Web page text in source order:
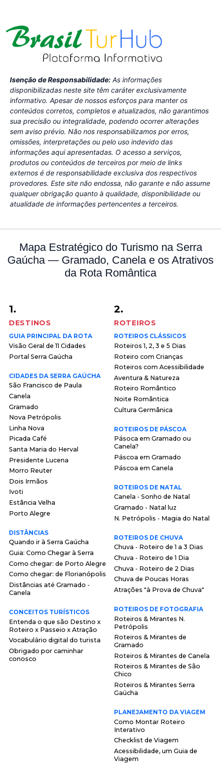
Isenção de Responsabilidade: As informações
disponibilizadas neste site têm caráter exclusivamente
informativo. Apesar de nossos esforços para manter os
conteúdos corretos, completos e atualizados, não garantimos
sua precisão ou integralidade, podendo ocorrer alterações
sem aviso prévio. Não nos responsabilizamos por erros,
omissões, interpretações ou pelo uso indevido das
informações aqui apresentadas. O acesso a serviços,
produtos ou conteúdos de terceiros por meio de links
externos é de responsabilidade exclusiva dos respectivos
provedores. Este site não endossa, não garante e não assume
qualquer obrigação quanto à qualidade, disponibilidade ou
atualidade de informações pertencentes a terceiros.
Mapa Estratégico do Turismo na Serra
Gaúcha — Gramado, Canela e os Atrativos
da Rota Romântica
1.
DESTINOS
GUIA PRINCIPAL DA ROTA
Visão Geral de 11 Cidades
Portal Serra Gaúcha
CIDADES DA SERRA GAÚCHA
São Francisco de Paula
Canela
Gramado
Nova Petrópolis
Linha Nova
Picada Café
Santa Maria do Herval
Presidente Lucena
Morro Reuter
Dois Irmãos
Ivoti
Estância Velha
Porto Alegre
DISTÂNCIAS
Quando ir à Serra Gaúcha
Guia: Como Chegar à Serra
Como chegar: de Porto Alegre
Como chegar: de Florianópolis
Distâncias até Gramado -
Canela
CONCEITOS TURÍSTICOS
Entenda o que são Destino x
Roteiro x Passeio x Atração
Vocabulário digital do turista
Obrigado por caminhar
conosco
2.
ROTEIROS
ROTEIROS CLÁSSICOS
Roteiros 1, 2, 3 e 5 Dias
Roteiro com Crianças
Roteiros com Acessibilidade
Aventura & Natureza
Roteiro Romântico
Noite Romântica
Cultura Germânica
ROTEIROS DE PÁSCOA
Pásoca em Gramado ou
Canela?
Páscoa em Gramado
Páscoa em Canela
ROTEIROS DE NATAL
Canela - Sonho de Natal
Gramado - Natal luz
N. Petrópolis - Magia do Natal
ROTEIROS DE CHUVA
Chuva - Roteiro de 1 a 3 Dias
Chuva - Roteiro de 1 Dia
Chuva - Roteiro de 2 Dias
Chuva de Poucas Horas
Atrações "à Prova de Chuva"
ROTEIROS DE FOTOGRAFIA
Roteiros & Mirantes N.
Petrópolis
Roteiros & Mirantes de
Gramado
Roteiros & Mirantes de Canela
Roteiros & Mirantes de São
Chico
Roteiros & Mirantes Serra
Gaúcha
PLANEJAMENTO DA VIAGEM
Como Montar Roteiro
Interativo
Checklist de Viagem
Acessibilidade, um Guia de
Viagem